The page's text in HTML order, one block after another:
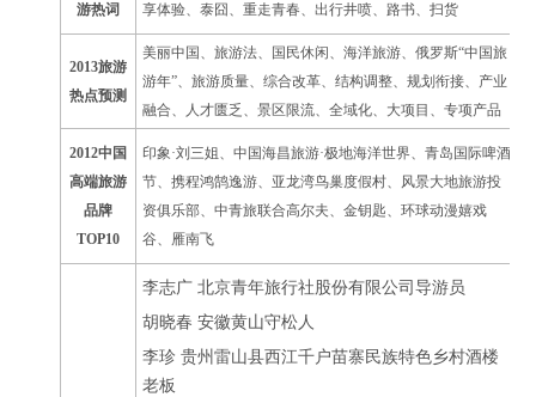
游热词
享体验、泰囧、重走青春、出行井喷、路书、扫货
2013旅游
热点预测
美丽中国、旅游法、国民休闲、海洋旅游、俄罗斯“中国旅
游年”、旅游质量、综合改革、结构调整、规划衔接、产业
融合、人才匮乏、景区限流、全域化、大项目、专项产品
2012中国
高端旅游
品牌
TOP10
印象·刘三姐、中国海昌旅游·极地海洋世界、青岛国际啤酒
节、携程鸿鹄逸游、亚龙湾鸟巢度假村、风景大地旅游投
资俱乐部、中青旅联合高尔夫、金钥匙、环球动漫嬉戏
谷、雁南飞
李志广 北京青年旅行社股份有限公司导游员
胡晓春 安徽黄山守松人
李珍 贵州雷山县西江千户苗寨民族特色乡村酒楼
老板